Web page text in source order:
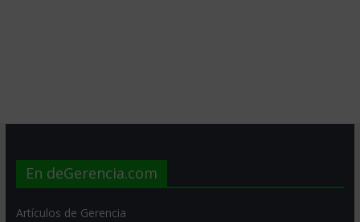
En deGerencia.com
Artículos de Gerencia